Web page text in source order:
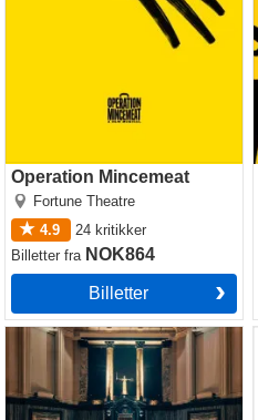
Operation Mincemeat
Fortune Theatre
4.9
24 kritikker
Billetterfra NOK864
Billetter
Witness for the Prosecution
by Agatha Christie